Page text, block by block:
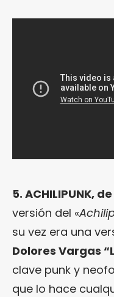
5. ACHILIPUNK,
versión del «
su vez era una
Dolores Vargas
clave punk y
que lo hace